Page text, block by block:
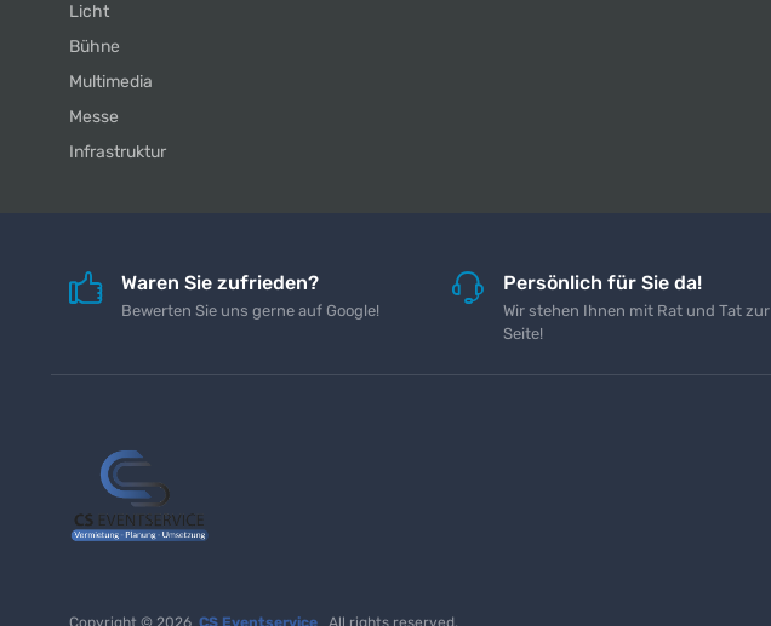
Licht
Bühne
Multimedia
Messe
Infrastruktur
Waren Sie zufrieden?
Bewerten Sie uns gerne auf Google!
Persönlich für Sie da!
Wir stehen Ihnen mit Rat und Tat zur
Seite!
Copyright © 2026 CS Eventservice All rights reserved.